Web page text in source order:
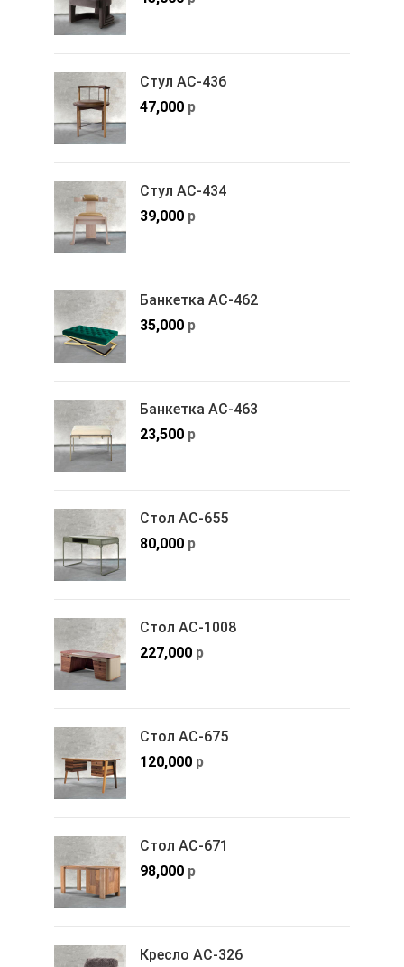
Стул АС-436
47,000 р
Стул АС-434
39,000 р
Банкетка АС-462
35,000 р
Банкетка АС-463
23,500 р
Стол АС-655
80,000 р
Стол АС-1008
227,000 р
Стол АС-675
120,000 р
Стол АС-671
98,000 р
Кресло АС-326